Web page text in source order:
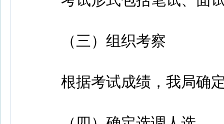
（三）组织考察
根据考试成绩，我局确定